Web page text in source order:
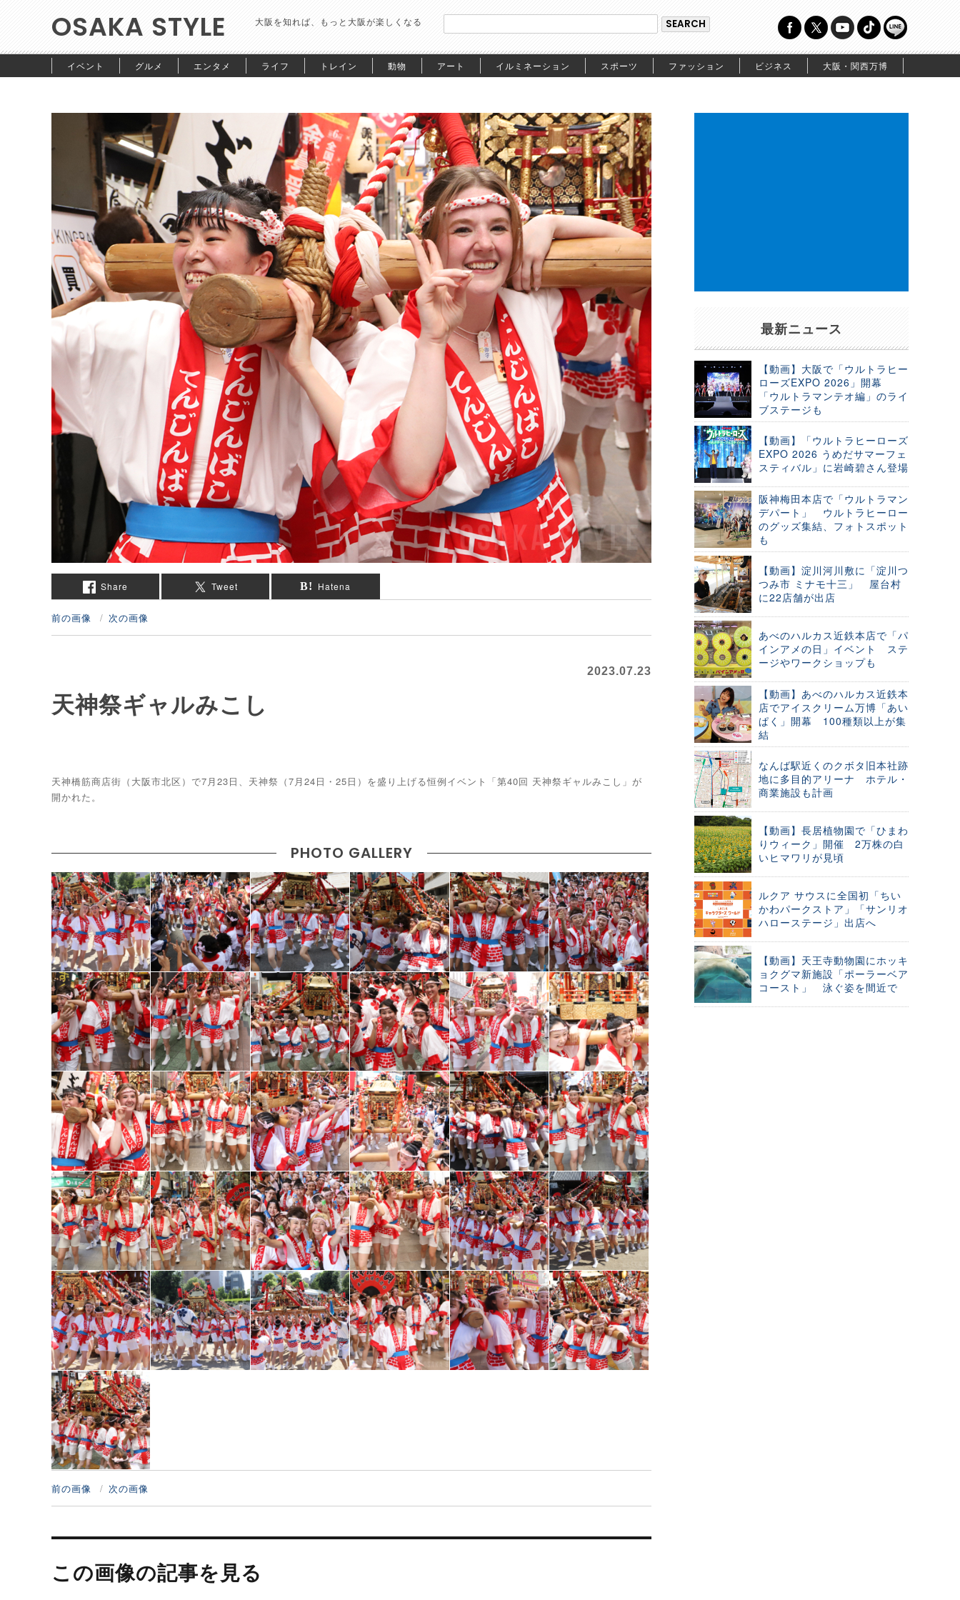
OSAKA STYLE 大阪を知れば、もっと大阪が楽しくなる
イベント グルメ エンタメ ライフ トレイン 動物 アート イルミネーション スポーツ ファッション ビジネス 大阪・関西万博
Share Tweet Hatena
前の画像 次の画像
2023.07.23
天神祭ギャルみこし
天神橋筋商店街（大阪市北区）で7月23日、天神祭（7月24日・25日）を盛り上げる恒例イベント「第40回 天神祭ギャルみこし」が
開かれた。
PHOTO GALLERY
前の画像 次の画像
投
ナ
ビ
この画像の記事を見る
最新ニュース
【動画】大阪で「ウルトラヒー
ローズEXPO 2026」開幕
「ウルトラマンテオ編」のライ
ブステージも
【動画】「ウルトラヒーローズ
EXPO 2026 うめだサマーフェ
スティバル」に岩崎碧さん登場
阪神梅田本店で「ウルトラマン
デパート」 ウルトラヒーロー
のグッズ集結、フォトスポット
も
【動画】淀川河川敷に「淀川つ
つみ市 ミナモ十三」 屋台村
に22店舗が出店
あべのハルカス近鉄本店で「パ
インアメの日」イベント ステ
ージやワークショップも
【動画】あべのハルカス近鉄本
店でアイスクリーム万博「あい
ぱく」開幕 100種類以上が集
結
なんば駅近くのクボタ旧本社跡
地に多目的アリーナ ホテル・
商業施設も計画
【動画】長居植物園で「ひまわ
りウィーク」開催 2万株の白
いヒマワリが見頃
ルクア サウスに全国初「ちい
かわパークストア」「サンリオ
ハローステージ」出店へ
【動画】天王寺動物園にホッキ
ョクグマ新施設「ポーラーベア
コースト」 泳ぐ姿を間近で